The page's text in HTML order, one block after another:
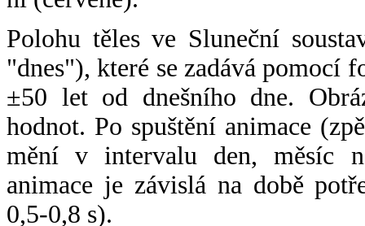
Polohu těles ve Sluneční
"dnes"), které se zadává pomocí
±50 let od dnešního dne.
hodnot. Po spuštění animace
mění v intervalu den, měsíc
animace je závislá na době
0,5-0,8 s).